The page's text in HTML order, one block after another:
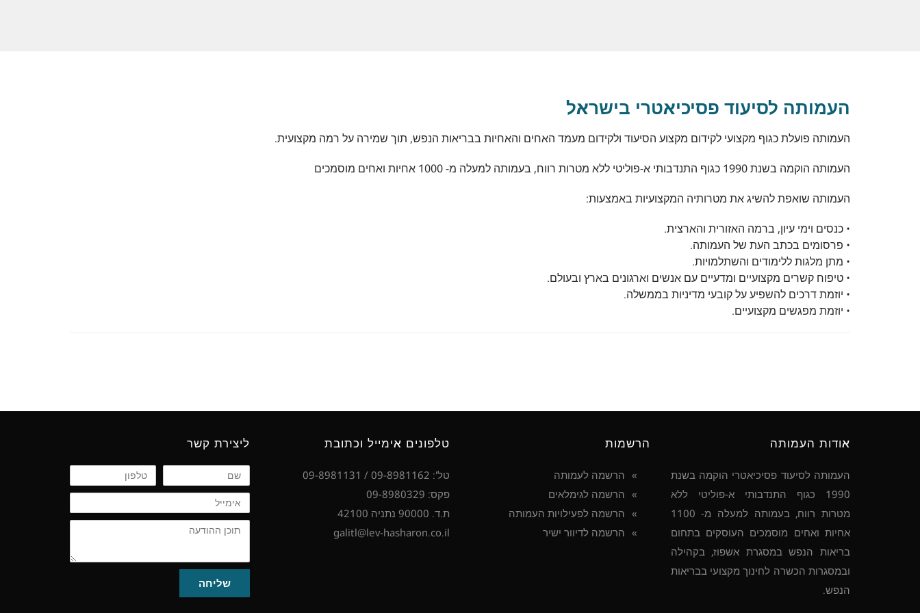
העמותה לסיעוד פסיכיאטרי בישראל
העמותה פועלת כגוף מקצועי לקידום מקצוע הסיעוד ולקידום מעמד האחים והאחיות בבריאות הנפש, תוך שמירה על רמה מקצועית.
העמותה הוקמה בשנת 1990 כגוף התנדבותי א-פוליטי ללא מטרות רווח, בעמותה למעלה מ- 1000 אחיות ואחים מוסמכים
העמותה שואפת להשיג את מטרותיה המקצועיות באמצעות:
• כנסים וימי עיון, ברמה האזורית והארצית.
• פרסומים בכתב העת של העמותה.
• מתן מלגות ללימודים והשתלמויות.
• טיפוח קשרים מקצועיים ומדעיים עם אנשים וארגונים בארץ ובעולם.
• יוזמת דרכים להשפיע על קובעי מדיניות בממשלה.
• יוזמת מפגשים מקצועיים.
אודות העמותה
העמותה לסיעוד פסיכיאטרי הוקמה בשנת
1990 כגוף התנדבותי א-פוליטי ללא
מטרות רווח, בעמותה למעלה מ- 1100
אחיות ואחים מוסמכים העוסקים בתחום
בריאות הנפש במסגרת אשפוז, בקהילה
ובמסגרות הכשרה לחינוך מקצועי בבריאות
הנפש.
הרשמות
הרשמה לעמותה
הרשמה לגימלאים
הרשמה לפעילויות העמותה
הרשמה לדיוור ישיר
טלפונים אימייל וכתובת
טל': 09-8981162 / 09-8981131
פקס: 09-8980329
ת.ד. 90000 נתניה 42100
galitl@lev-hasharon.co.il
ליצירת קשר
שם
טלפון
אימייל
תוכן
ההודעה
שליחה